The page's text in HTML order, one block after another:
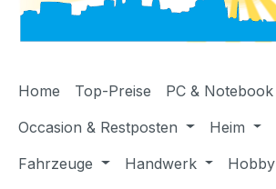
Home Top-Preise PC & Notebook
Occasion & Restposten
Heim
Fahrzeuge
Handwerk Hobby